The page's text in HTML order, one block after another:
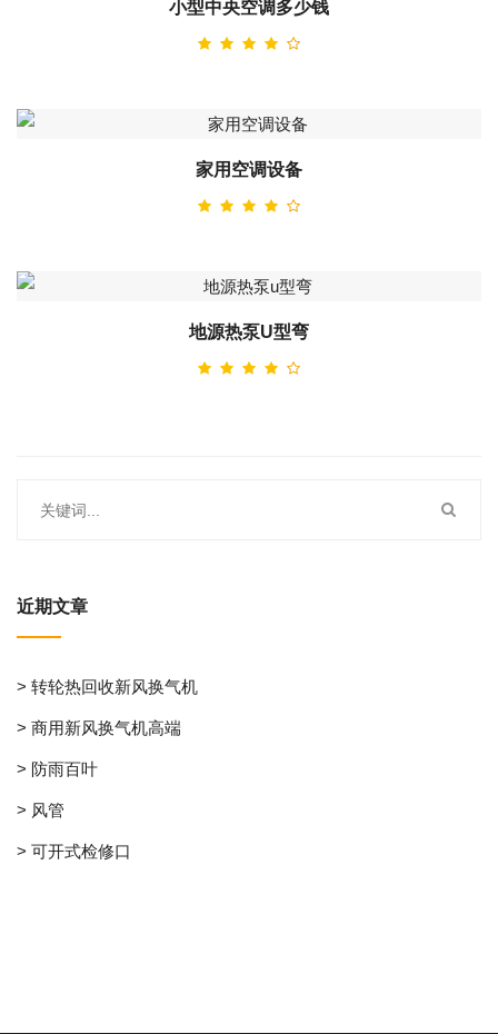
小型中央空调多少钱
家用空调设备
地源热泵u型弯
近期文章
> 转轮热回收新风换气机
> 商用新风换气机高端
> 防雨百叶
> 风管
> 可开式检修口